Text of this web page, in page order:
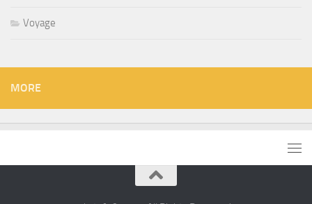
Voyage
MORE